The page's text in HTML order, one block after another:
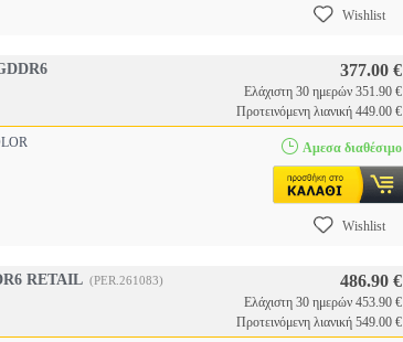
Wishlist
377.00 €
Ελάχιστη 30 ημερών 351.90 €
Προτεινόμενη λιανική 449.00 €
Αμεσα διαθέσιμο
Wishlist
RETAIL (PER.261083) 486.90 €
Ελάχιστη 30 ημερών 453.90 €
Προτεινόμενη λιανική 549.00 €